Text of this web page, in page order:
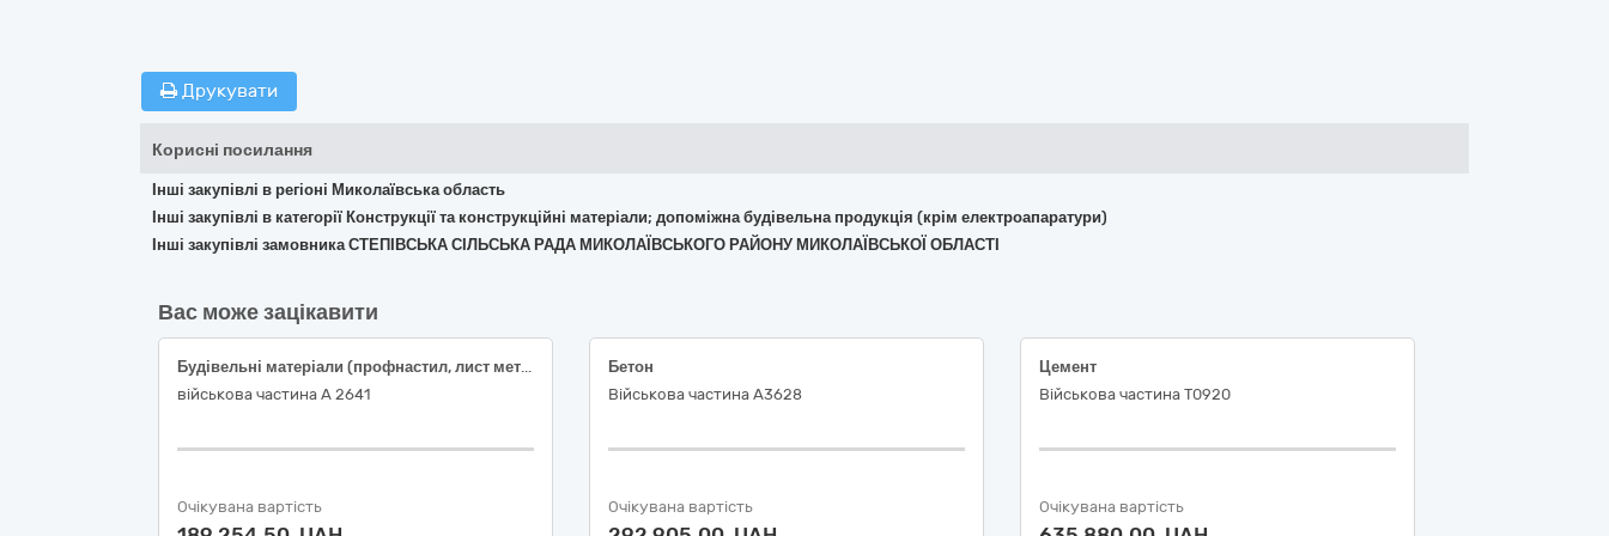
Друкувати
Корисні посилання
Інші закупівлі в регіоні Миколаївська область
Інші закупівлі в категорії Конструкції та конструкційні матеріали; допоміжна будівельна продукція (крім електроапаратури)
Інші закупівлі замовника СТЕПІВСЬКА СІЛЬСЬКА РАДА МИКОЛАЇВСЬКОГО РАЙОНУ МИКОЛАЇВСЬКОЇ ОБЛАСТІ
Вас може зацікавити
Будівельні матеріали (профнастил, лист металевий)
військова частина А 2641
Очікувана вартість
Бетон
Військова частина А3628
Очікувана вартість
Цемент
Військова частина Т0920
Очікувана вартість